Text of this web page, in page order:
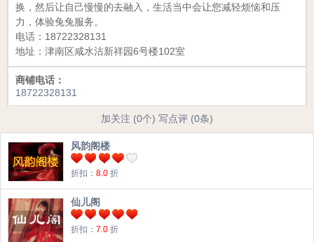
换，然后让自己慢慢的去融入，生活当中会让您减轻烦恼和压
力，体验兔兔服务。
电话： 18722328131
地址： 津南区咸水沽新祥园6号楼102室
商铺电话：
18722328131
加关注 (0个) 写点评 (0条)
风韵阁楼
折扣： 8.0 折
仙儿阁
折扣： 7.0 折